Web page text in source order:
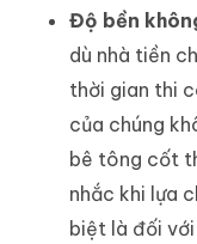
Độ bền
dù nhà tiền
thời gian thi
của chúng
bê tông cốt
nhắc khi lựa
biệt là đối